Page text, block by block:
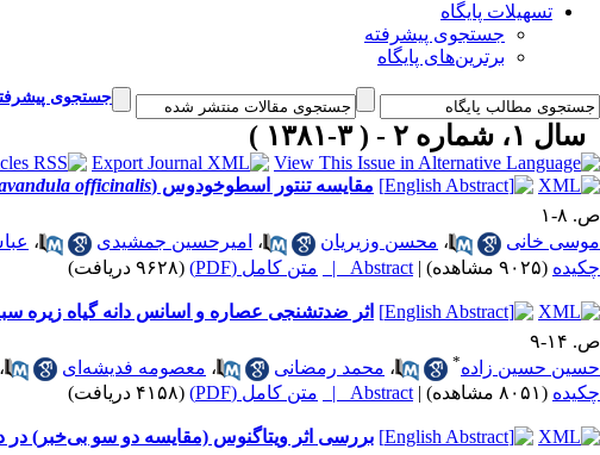
تسهیلات پایگاه
جستجوی پیشرفته
برترین‌های پایگاه
جستجوی
سال ۱، شماره ۲ - ( ۳-۱۳۸۱ )
مقایسه تنتور اسطوخودوس (officinalis
ص. ۸-۱
موسی خانی
، محسن وزیریان ، امیرحسین جمشیدی ،
چکیده (۹۰۲۵ مشاهده) |
Abstract | متن کامل (PDF) (۹۶۲۸ دریافت)
اثر ضد‌تشنجی عصاره و اسانس دانه گیاه زیره
ص. ۱۴-۹
حسین حسین زاده* ، محمد رمضانی ، معصومه فدیشه‌ای ،
چکیده (۸۰۵۱ مشاهده) |
Abstract | متن کامل (PDF) (۴۱۵۸ دریافت)
بررسی اثر ویتاگنوس (مقایسه دو سو بی‌خبر‌)